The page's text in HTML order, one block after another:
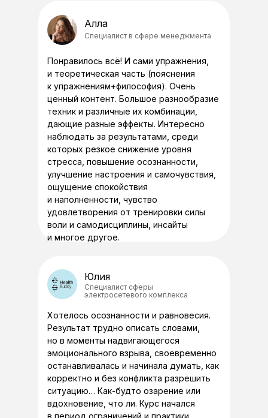
Понравилось всё! И сами упражнения,
и теоретическая часть (пояснения
к упражнениям+философия). Очень
ценный контент. Большое разнообразие
техник и различные их комбинации,
дающие разные эффекты. Интересно
наблюдать за результатами, среди
которых резкое снижение уровня
стресса, повышение осознанности,
улучшение настроения и самочувствия,
ощущение спокойствия
и наполненности, чувство
удовлетворения от тренировки силы
воли и самодисциплины, инсайты
и многое другое.
Алла
Специалист в сфере менеджмента
Юлия
Хотелось осознанности и равновесия.
Результат трудно описать словами,
но в моменты надвигающегося
эмоционального взрыва, своевременно
останавливалась и начинала думать, как
корректно и без конфликта разрешить
ситуацию… Как-будто озарение или
вдохновение, что ли. Курс начался
в период ограничений и практики
Специалист сферы
электросетевого комплекса